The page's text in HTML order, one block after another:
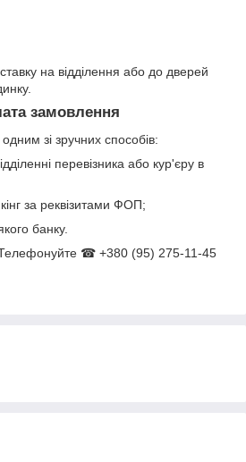
на відділення або до дверей
замовлення
зі зручних способів:
перевізника або кур'єру в
за реквізитами ФОП;
банку.
☎ +380 (95) 275-11-45